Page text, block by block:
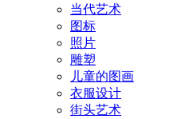
当代艺术
图标
照片
雕塑
儿童的图画
衣服设计
街头艺术